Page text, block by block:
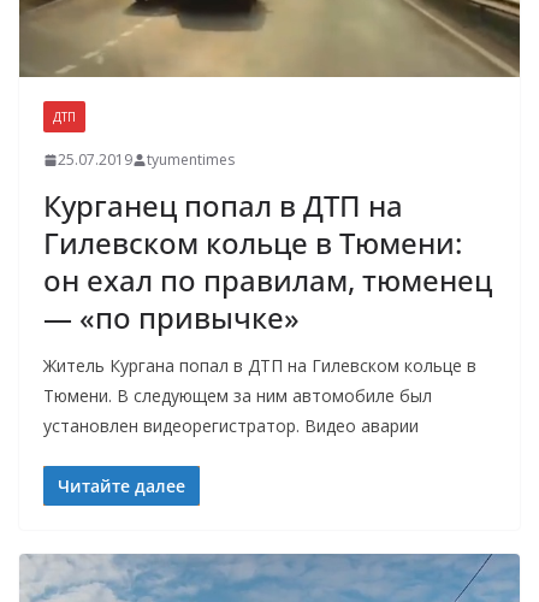
ДТП
25.07.2019 tyumentimes
Курганец попал в ДТП на
Гилевском кольце в Тюмени:
он ехал по правилам, тюменец
— «по привычке»
Житель Кургана попал в ДТП на Гилевском кольце в
Тюмени. В следующем за ним автомобиле был
установлен видеорегистратор. Видео аварии
Читайте далее